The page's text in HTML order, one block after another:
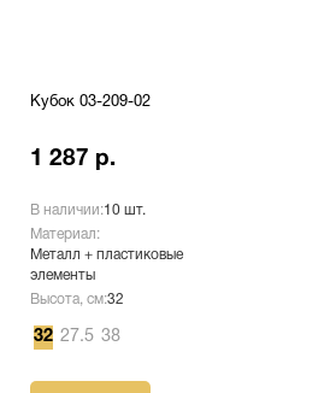
Кубок 03-209-02
1 287 р.
В наличии:10 шт.
Материал:
Металл + пластиковые
элементы
Высота, см:32
32 27.5 38